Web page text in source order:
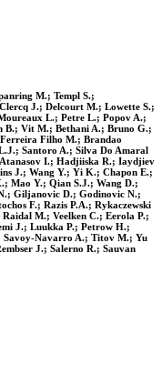
M.; Templ S.;
J.; Delcourt M.; Lowette S.;
L.; Petre L.; Popov A.;
B.; Vit M.; Bethani A.; Bruno G.;
Filho M.; Brandao
Santoro A.; Silva Do Amaral
Atanasov I.; Hadjiiska R.; Iaydjiev
J.; Wang Y.; Yi K.; Chapon E.;
Mao Y.; Qian S.J.; Wang D.;
Giljanovic D.; Godinovic N.;
F.; Razis P.A.; Rykaczewski
M.; Veelken C.; Eerola P.;
J.; Luukka P.; Petrow H.;
Savoy-Navarro A.; Titov M.; Yu
J.; Salerno R.; Sauvan